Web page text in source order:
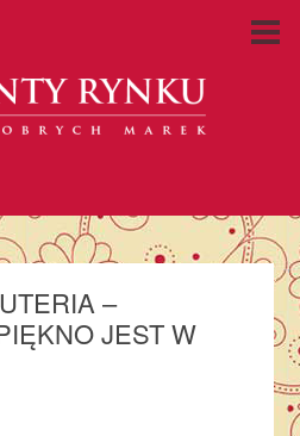
–
JEST W